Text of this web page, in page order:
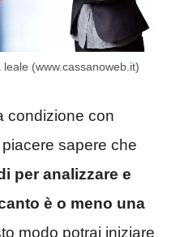
(www.cassanoweb.it)
condizione con
sapere che
per analizzare e
è o meno una
modo potrai iniziare